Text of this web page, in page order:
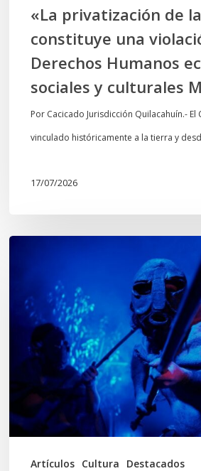
Humanos
económicos,
sociales
culturales
Mapuche»
«La privatización de
constituye una
Derechos Humanos
sociales y culturales
Por Cacicado Jurisdicción Quilacahuín.- El
vinculado históricamente a la tierra y
17/07/2026
Artículos Cultura Destacados
tiempos
Wiñoy
Tripantü,
KOLLONG
impacta
la
cultura